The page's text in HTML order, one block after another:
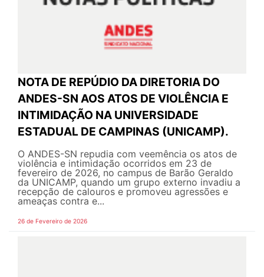
NOTA DE REPÚDIO DA DIRETORIA DO
ANDES-SN AOS ATOS DE VIOLÊNCIA E
INTIMIDAÇÃO NA UNIVERSIDADE
ESTADUAL DE CAMPINAS (UNICAMP).
O ANDES-SN repudia com veemência os atos de
violência e intimidação ocorridos em 23 de
fevereiro de 2026, no campus de Barão Geraldo
da UNICAMP, quando um grupo externo invadiu a
recepção de calouros e promoveu agressões e
ameaças contra e...
26 de Fevereiro de 2026